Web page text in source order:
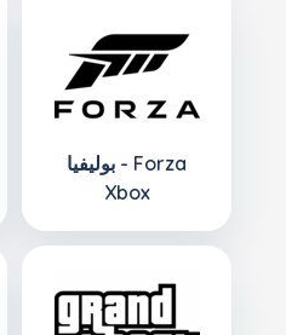
بوليفيا - Forza
Xbox